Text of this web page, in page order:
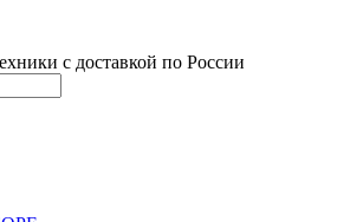
с доставкой по России